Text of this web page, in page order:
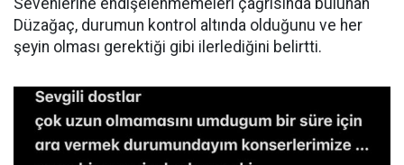
Sevenlerine endişelenmemeleri çağrısında bulunan
Düzağaç, durumun kontrol altında olduğunu ve her
şeyin olması gerektiği gibi ilerlediğini belirtti.